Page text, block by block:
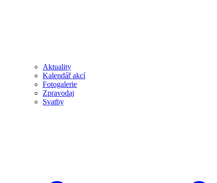
Aktuality
Kalendář akcí
Fotogalerie
Zpravodaj
Svatby